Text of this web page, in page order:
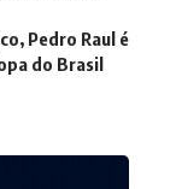
Pedro Raul é
do Brasil